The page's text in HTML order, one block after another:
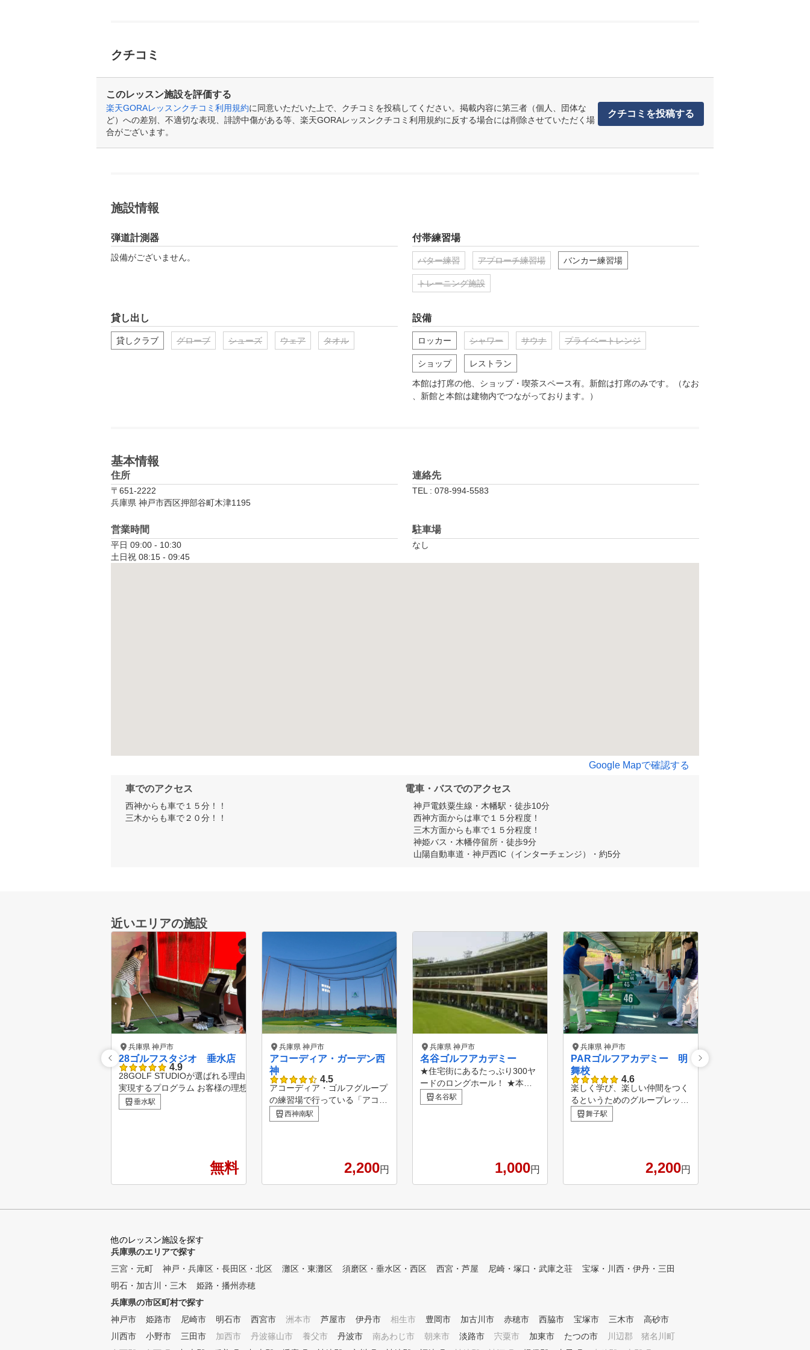
クチコミ
このレッスン施設を評価する
楽天GORAレッスンクチコミ利用規約に同意いただいた上で、クチコミを投稿してください。掲載内容に第三者（個人、団体な
ど）への差別、不適切な表現、誹謗中傷がある等、楽天GORAレッスンクチコミ利用規約に反する場合には削除させていただく場
合がございます。
クチコミを投稿する
施設情報
弾道計測器
設備がございません。
付帯練習場
パター練習 アプローチ練習場 バンカー練習場
トレーニング施設
貸し出し
貸しクラブ グローブ シューズ ウェア タオル
設備
ロッカー シャワー サウナ プライベートレンジ
ショップ レストラン
本館は打席の他、ショップ・喫茶スペース有。新館は打席のみです。（なお
、新館と本館は建物内でつながっております。）
基本情報
住所
〒651-2222
兵庫県 神戸市西区押部谷町木津1195
連絡先
TEL : 078-994-5583
営業時間
平日 09:00 - 10:30
土日祝 08:15 - 09:45
駐車場
なし
Google Mapで確認する
車でのアクセス
西神からも車で１５分！！
三木からも車で２０分！！
電車・バスでのアクセス
神戸電鉄粟生線・木幡駅・徒歩10分
西神方面からは車で１５分程度！
三木方面からも車で１５分程度！
神姫バス・木幡停留所・徒歩9分
山陽自動車道・神戸西IC（インターチェンジ）・約5分
近いエリアの施設
兵庫県 神戸市
28ゴルフスタジオ 垂水店
4.9
28GOLF STUDIOが選ばれる理由 Point.01 理想の姿を
実現するプログラム お客様の理想の姿を実現するため
のレッスンプログラムを計画します。スイング徹底コ
ース、飛距離アップコース、スコアアップコースなど
などスイングのレッスンだけではなくゴルフに特化し
トレッスン対応 コースを回られた際、練習場で練習さ
れた際に動画で確認し、いつでもサポートします。練
習内容もトレーナーが計画するため目標達成への近道
個室のVIP ROOMを完備し、上質なプライベート空間
らから！ https://gora.golf.rakuten.co.jp/lesson/school/g
uide/3118
垂水駅
無料
兵庫県 神戸市
アコーディア・ガーデン西
神
4.5
アコーディア・ゴルフグループ
の練習場で行っている「アコー
ディア・ゴルフ・アカデミー」
を開催しています。 レベル別
合わせてクラスが選べます。
また、アコーディア・ゴルフグ
ッスンもあり、より実践的なス
西神南駅
2,200円
兵庫県 神戸市
名谷ゴルフアカデミー
★住宅街にあるたっぷり300ヤ
ードのロングホール！ ★本格
的なバンカー場もスクール生は
無料でご利用可能。 ★コーチ
、スキルアップしていきましょ
名谷駅
1,000円
兵庫県 神戸市
PARゴルフアカデミー 明
舞校
4.6
楽しく学び、楽しい仲間をつく
るというためのグループレッス
ン形態ですが、レッスンはその
人それぞれに合ったパーソナル
舞子駅
2,200円
人の長所、個性を伸ば
他のレッスン施設を探す
兵庫県のエリアで探す
三宮・元町
神戸・兵庫区・長田区・北区 灘区・東灘区 須磨区・垂水区・西区 西宮・芦屋 尼崎・塚口・武庫之荘
宝塚・川西・伊丹・三田
明石・加古川・三木
姫路・播州赤穂
兵庫県の市区町村で探す
神戸市
姫路市 尼崎市 明石市 西宮市 洲本市 芦屋市 伊丹市 相生市 豊岡市 加古川市 赤穂市 西脇市 宝塚市 三木市
高砂市
川西市
小野市 三田市 加西市 丹波篠山市 養父市 丹波市 南あわじ市 朝来市 淡路市 宍粟市 加東市 たつの市
川辺郡 猪名川町